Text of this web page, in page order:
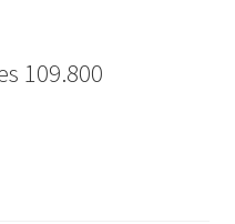
109.800